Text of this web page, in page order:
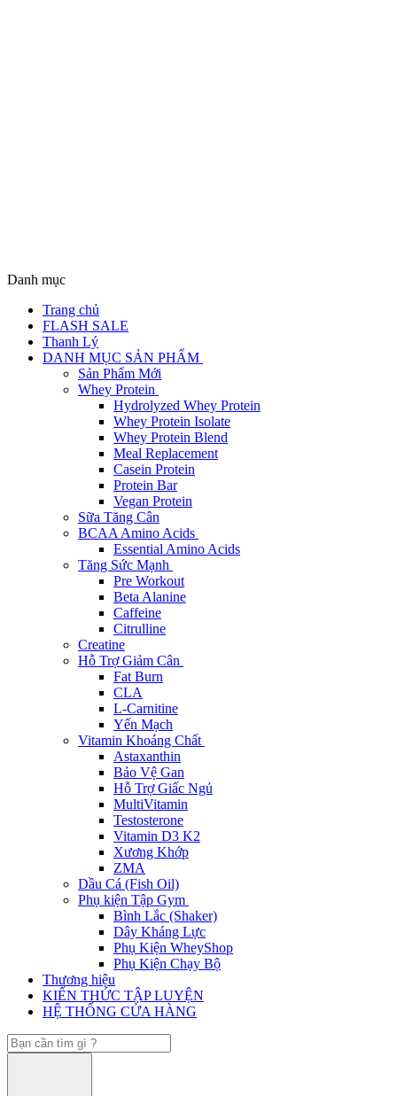
Danh mục
Trang chủ
FLASH SALE
Thanh Lý
DANH MỤC SẢN PHẨM
Sản Phẩm Mới
Whey Protein
Hydrolyzed Whey Protein
Whey Protein Isolate
Whey Protein Blend
Meal Replacement
Casein Protein
Protein Bar
Vegan Protein
Sữa Tăng Cân
BCAA Amino Acids
Essential Amino Acids
Tăng Sức Mạnh
Pre Workout
Beta Alanine
Caffeine
Citrulline
Creatine
Hỗ Trợ Giảm Cân
Fat Burn
CLA
L-Carnitine
Yến Mạch
Vitamin Khoáng Chất
Astaxanthin
Bảo Vệ Gan
Hỗ Trợ Giấc Ngủ
MultiVitamin
Testosterone
Vitamin D3 K2
Xương Khớp
ZMA
Dầu Cá (Fish Oil)
Phụ kiện Tập Gym
Bình Lắc (Shaker)
Dây Kháng Lực
Phụ Kiện WheyShop
Phụ Kiện Chạy Bộ
Thương hiệu
KIẾN THỨC TẬP LUYỆN
HỆ THỐNG CỬA HÀNG